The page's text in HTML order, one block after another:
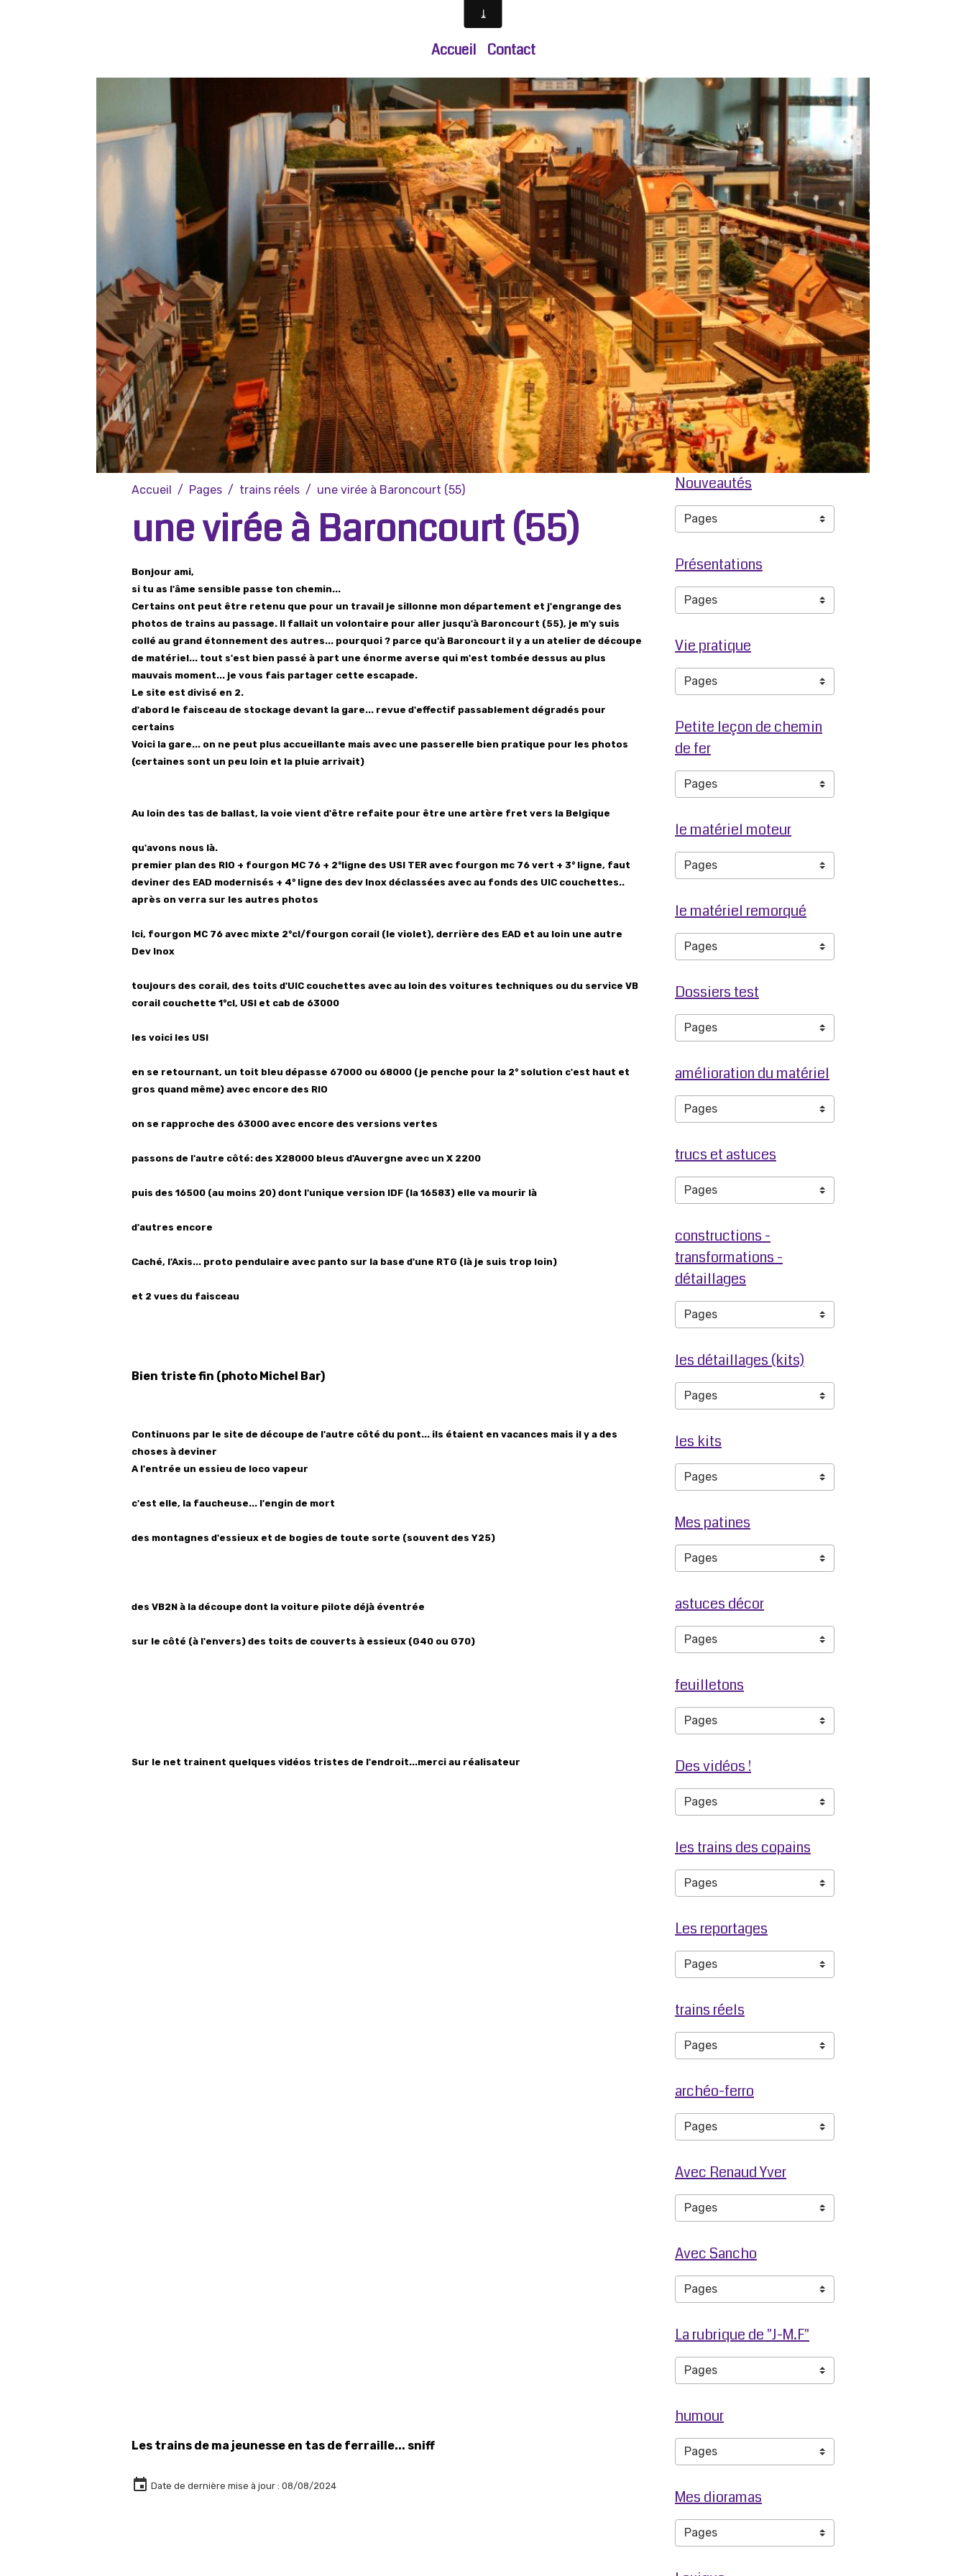
Accueil Contact
Accueil Pages trains réels une virée à Baroncourt (55)
une virée à Baroncourt (55)
Bonjour ami,
si tu as l'âme sensible passe ton chemin...
Certains ont peut être retenu que pour un travail je sillonne mon département et j'engrange des
photos de trains au passage. Il fallait un volontaire pour aller jusqu'à Baroncourt (55), je m'y suis
collé au grand étonnement des autres... pourquoi ? parce qu'à Baroncourt il y a un atelier de découpe
de matériel... tout s'est bien passé à part une énorme averse qui m'est tombée dessus au plus
mauvais moment... je vous fais partager cette escapade.
Le site est divisé en 2.
d'abord le faisceau de stockage devant la gare... revue d'effectif passablement dégradés pour
certains
Voici la gare... on ne peut plus accueillante mais avec une passerelle bien pratique pour les photos
(certaines sont un peu loin et la pluie arrivait)
Au loin des tas de ballast, la voie vient d'être refaite pour être une artère fret vers la Belgique
qu'avons nous là.
premier plan des RIO + fourgon MC 76 + 2°ligne des USI TER avec fourgon mc 76 vert + 3° ligne, faut
deviner des EAD modernisés + 4° ligne des dev Inox déclassées avec au fonds des UIC couchettes..
après on verra sur les autres photos
Ici, fourgon MC 76 avec mixte 2°cl/fourgon corail (le violet), derrière des EAD et au loin une autre
Dev Inox
toujours des corail, des toits d'UIC couchettes avec au loin des voitures techniques ou du service VB
corail couchette 1°cl, USI et cab de 63000
les voici les USI
en se retournant, un toit bleu dépasse 67000 ou 68000 (je penche pour la 2° solution c'est haut et
gros quand même) avec encore des RIO
on se rapproche des 63000 avec encore des versions vertes
passons de l'autre côté: des X28000 bleus d'Auvergne avec un X 2200
puis des 16500 (au moins 20) dont l'unique version IDF (la 16583) elle va mourir là
d'autres encore
Caché, l'Axis... proto pendulaire avec panto sur la base d'une RTG (là je suis trop loin)
et 2 vues du faisceau
Bien triste fin (photo Michel Bar)
Continuons par le site de découpe de l'autre côté du pont... ils étaient en vacances mais il y a des
choses à deviner
A l'entrée un essieu de loco vapeur
c'est elle, la faucheuse... l'engin de mort
des montagnes d'essieux et de bogies de toute sorte (souvent des Y25)
des VB2N à la découpe dont la voiture pilote déjà éventrée
sur le côté (à l'envers) des toits de couverts à essieux (G40 ou G70)
Sur le net trainent quelques vidéos tristes de l'endroit...merci au réalisateur
Les trains de ma jeunesse en tas de ferraille... sniff
Date de dernière mise à jour : 08/08/2024
Nouveautés
Présentations
Vie pratique
Petite leçon de chemin
de fer
le matériel moteur
le matériel remorqué
Dossiers test
amélioration du matériel
trucs et astuces
constructions -
transformations -
détaillages
les détaillages (kits)
les kits
Mes patines
astuces décor
feuilletons
Des vidéos !
les trains des copains
Les reportages
trains réels
archéo-ferro
Avec Renaud Yver
Avec Sancho
La rubrique de "J-M.F"
humour
Mes dioramas